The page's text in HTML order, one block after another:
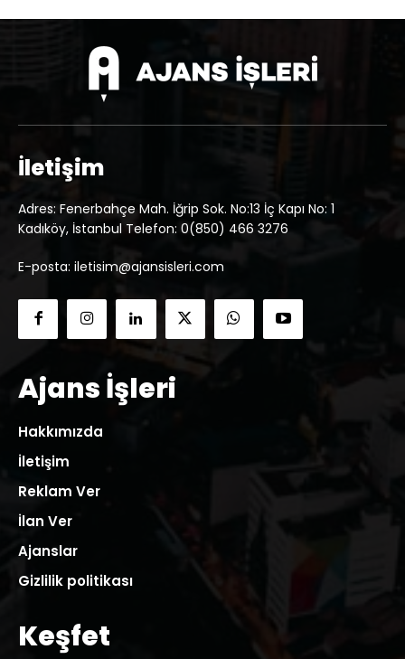
İletişim
Adres: Fenerbahçe Mah. İğrip Sok. No:13 İç Kapı No: 1
Kadıköy, İstanbul Telefon: 0(850) 466 3276
E-posta: iletisim@ajansisleri.com
Ajans İşleri
Hakkımızda
İletişim
Reklam Ver
İlan Ver
Ajanslar
Gizlilik politikası
Keşfet